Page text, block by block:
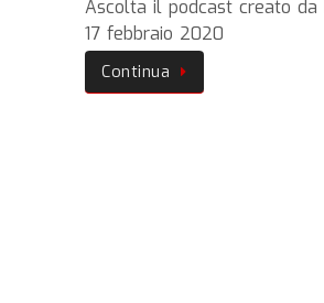
Ascolta il podcast creato da
17 febbraio 2020
Continua